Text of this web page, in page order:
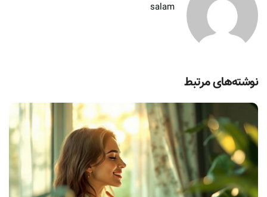
salam
نوشته‌های مرتبط